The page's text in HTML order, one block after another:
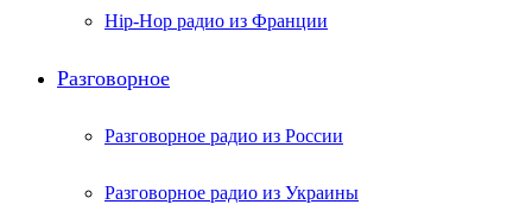
Hip-Hop радио из Франции
Разговорное
Разговорное радио из России
Разговорное радио из Украины